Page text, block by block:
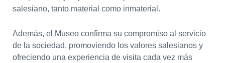
salesiano, tanto material como inmaterial.
Además, el Museo confirma su compromiso al servicio
de la sociedad, promoviendo los valores salesianos y
ofreciendo una experiencia de visita cada vez más